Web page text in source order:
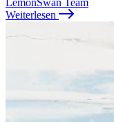
LemonSwan Team
Weiterlesen